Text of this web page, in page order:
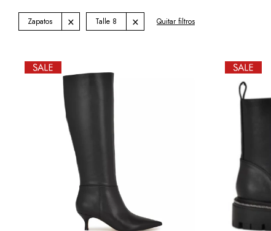
Zapatos Talle 8 Quitar filtros